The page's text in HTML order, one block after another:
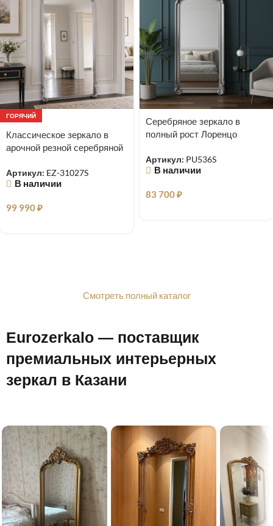
ГОРЯЧИЙ
Классическое зеркало в
арочной резной серебряной
Артикул: EZ-31027S
В наличии
99 990₽
Серебряное зеркало в
полный рост Лоренцо
Артикул: PU536S
В наличии
83 700₽
Смотреть полный каталог
Eurozerkalo — поставщик
премиальных интерьерных
зеркал в Казани